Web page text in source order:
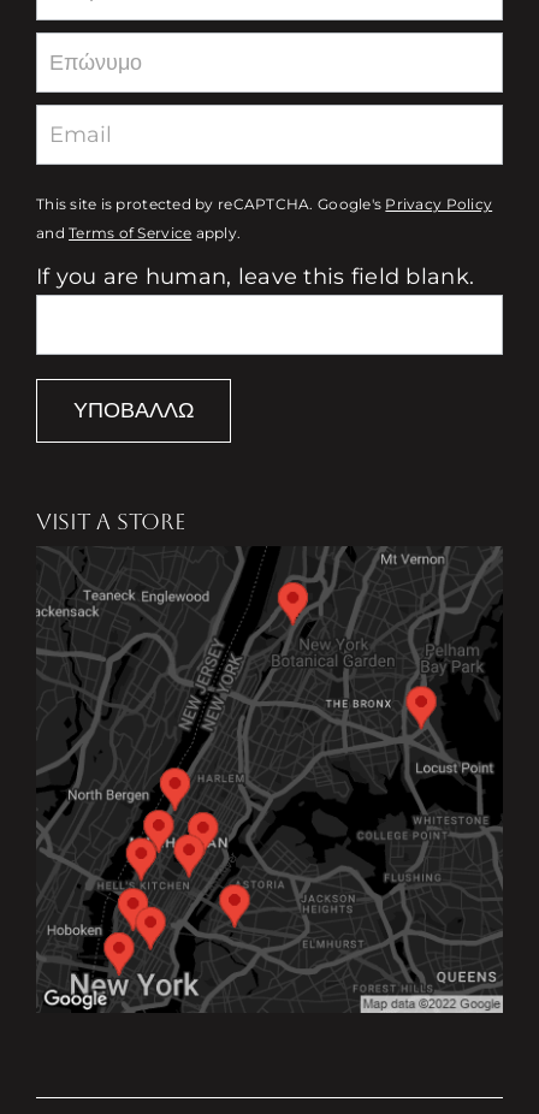
This site is protected by reCAPTCHA. Google's Privacy Policy
andTerms of Service apply.
If you are human, leave this field blank.
ΥΠΟΒΆΛΛΩ
VISIT A STORE